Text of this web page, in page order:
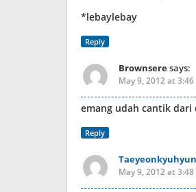
*lebaylebay
Reply
Brownseresays:
May 9, 2012 at
emang udah cantik dari
Reply
May 9, 2012 at